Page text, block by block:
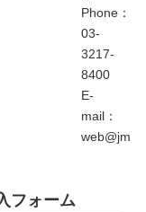
Phone：
03-
3217-
8400
E-
mail：
フォーム